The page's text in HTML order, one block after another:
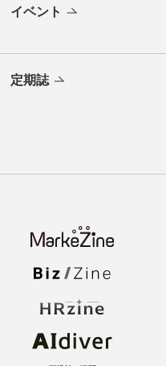
イベント
定期誌